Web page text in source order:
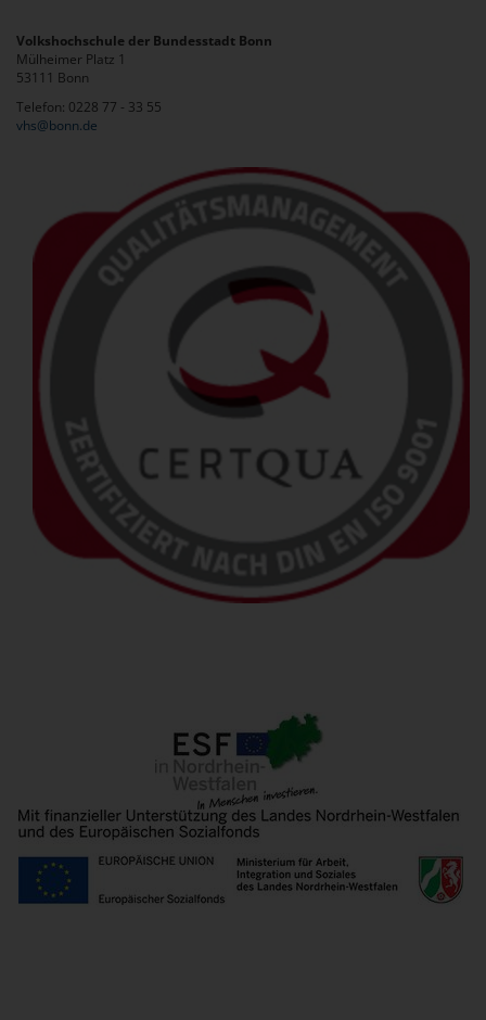
Volkshochschule der Bundesstadt Bonn
Mülheimer Platz 1
53111 Bonn
Telefon: 0228 77 - 33 55
vhs@bonn.de